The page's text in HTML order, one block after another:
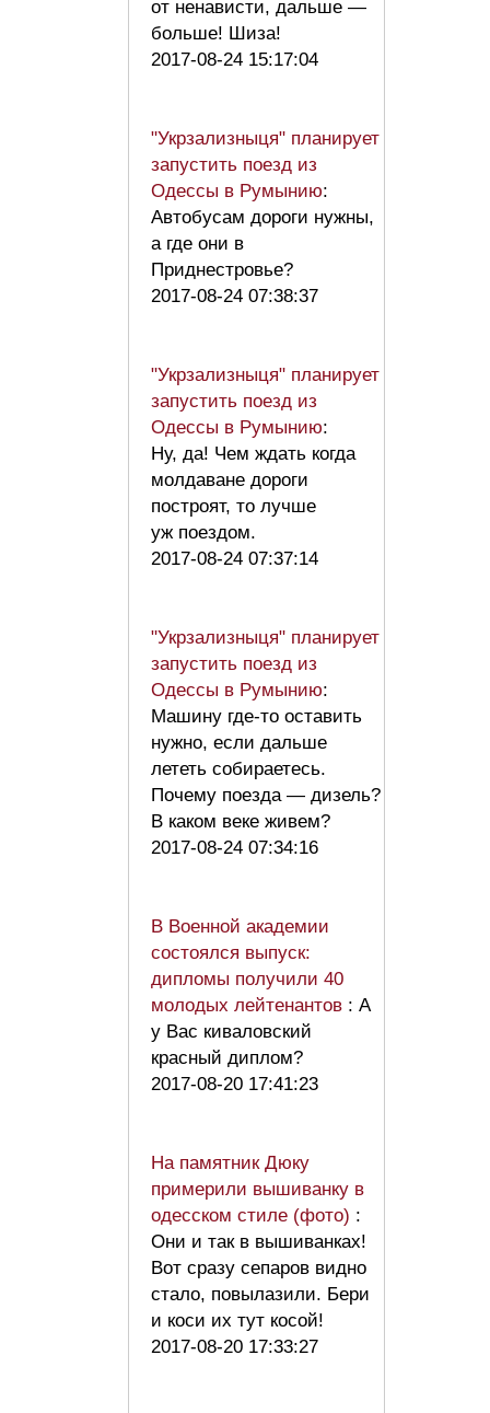
от ненависти, дальше —
больше! Шиза!
2017-08-24 15:17:04
"Укрзализныця" планирует
запустить поезд из
Одессы в Румынию:
Автобусам дороги нужны,
а где они в
Приднестровье?
2017-08-24 07:38:37
"Укрзализныця" планирует
запустить поезд из
Одессы в Румынию:
Ну, да! Чем ждать когда
молдаване дороги
построят, то лучше
уж поездом.
2017-08-24 07:37:14
"Укрзализныця" планирует
запустить поезд из
Одессы в Румынию:
Машину где-то оставить
нужно, если дальше
лететь собираетесь.
Почему поезда — дизель?
В каком веке живем?
2017-08-24 07:34:16
В Военной академии
состоялся выпуск:
дипломы получили 40
молодых лейтенантов : А
у Вас киваловский
красный диплом?
2017-08-20 17:41:23
На памятник Дюку
примерили вышиванку в
одесском стиле (фото) :
Они и так в вышиванках!
Вот сразу сепаров видно
стало, повылазили. Бери
и коси их тут косой!
2017-08-20 17:33:27